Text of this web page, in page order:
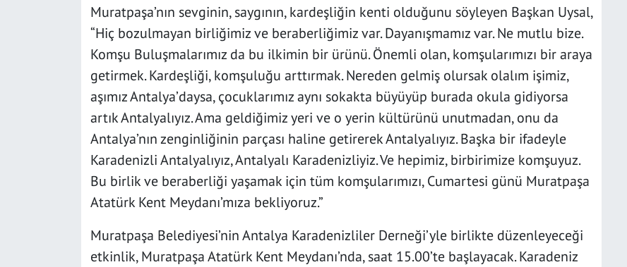
Muratpaşa’nın sevginin, saygının, kardeşliğin kenti olduğunu söyleyen Başkan Uysal,
“Hiç bozulmayan birliğimiz ve beraberliğimiz var. Dayanışmamız var. Ne mutlu bize.
Komşu Buluşmalarımız da bu ilkimin bir ürünü. Önemli olan, komşularımızı bir araya
getirmek. Kardeşliği, komşuluğu arttırmak. Nereden gelmiş olursak olalım işimiz,
aşımız Antalya’daysa, çocuklarımız aynı sokakta büyüyüp burada okula gidiyorsa
artık Antalyalıyız. Ama geldiğimiz yeri ve o yerin kültürünü unutmadan, onu da
Antalya’nın zenginliğinin parçası haline getirerek Antalyalıyız. Başka bir ifadeyle
Karadenizli Antalyalıyız, Antalyalı Karadenizliyiz. Ve hepimiz, birbirimize komşuyuz.
Bu birlik ve beraberliği yaşamak için tüm komşularımızı, Cumartesi günü Muratpaşa
Atatürk Kent Meydanı’mıza bekliyoruz.”
Muratpaşa Belediyesi’nin Antalya Karadenizliler Derneği’yle birlikte düzenleyeceği
etkinlik, Muratpaşa Atatürk Kent Meydanı’nda, saat 15.00’te başlayacak. Karadeniz